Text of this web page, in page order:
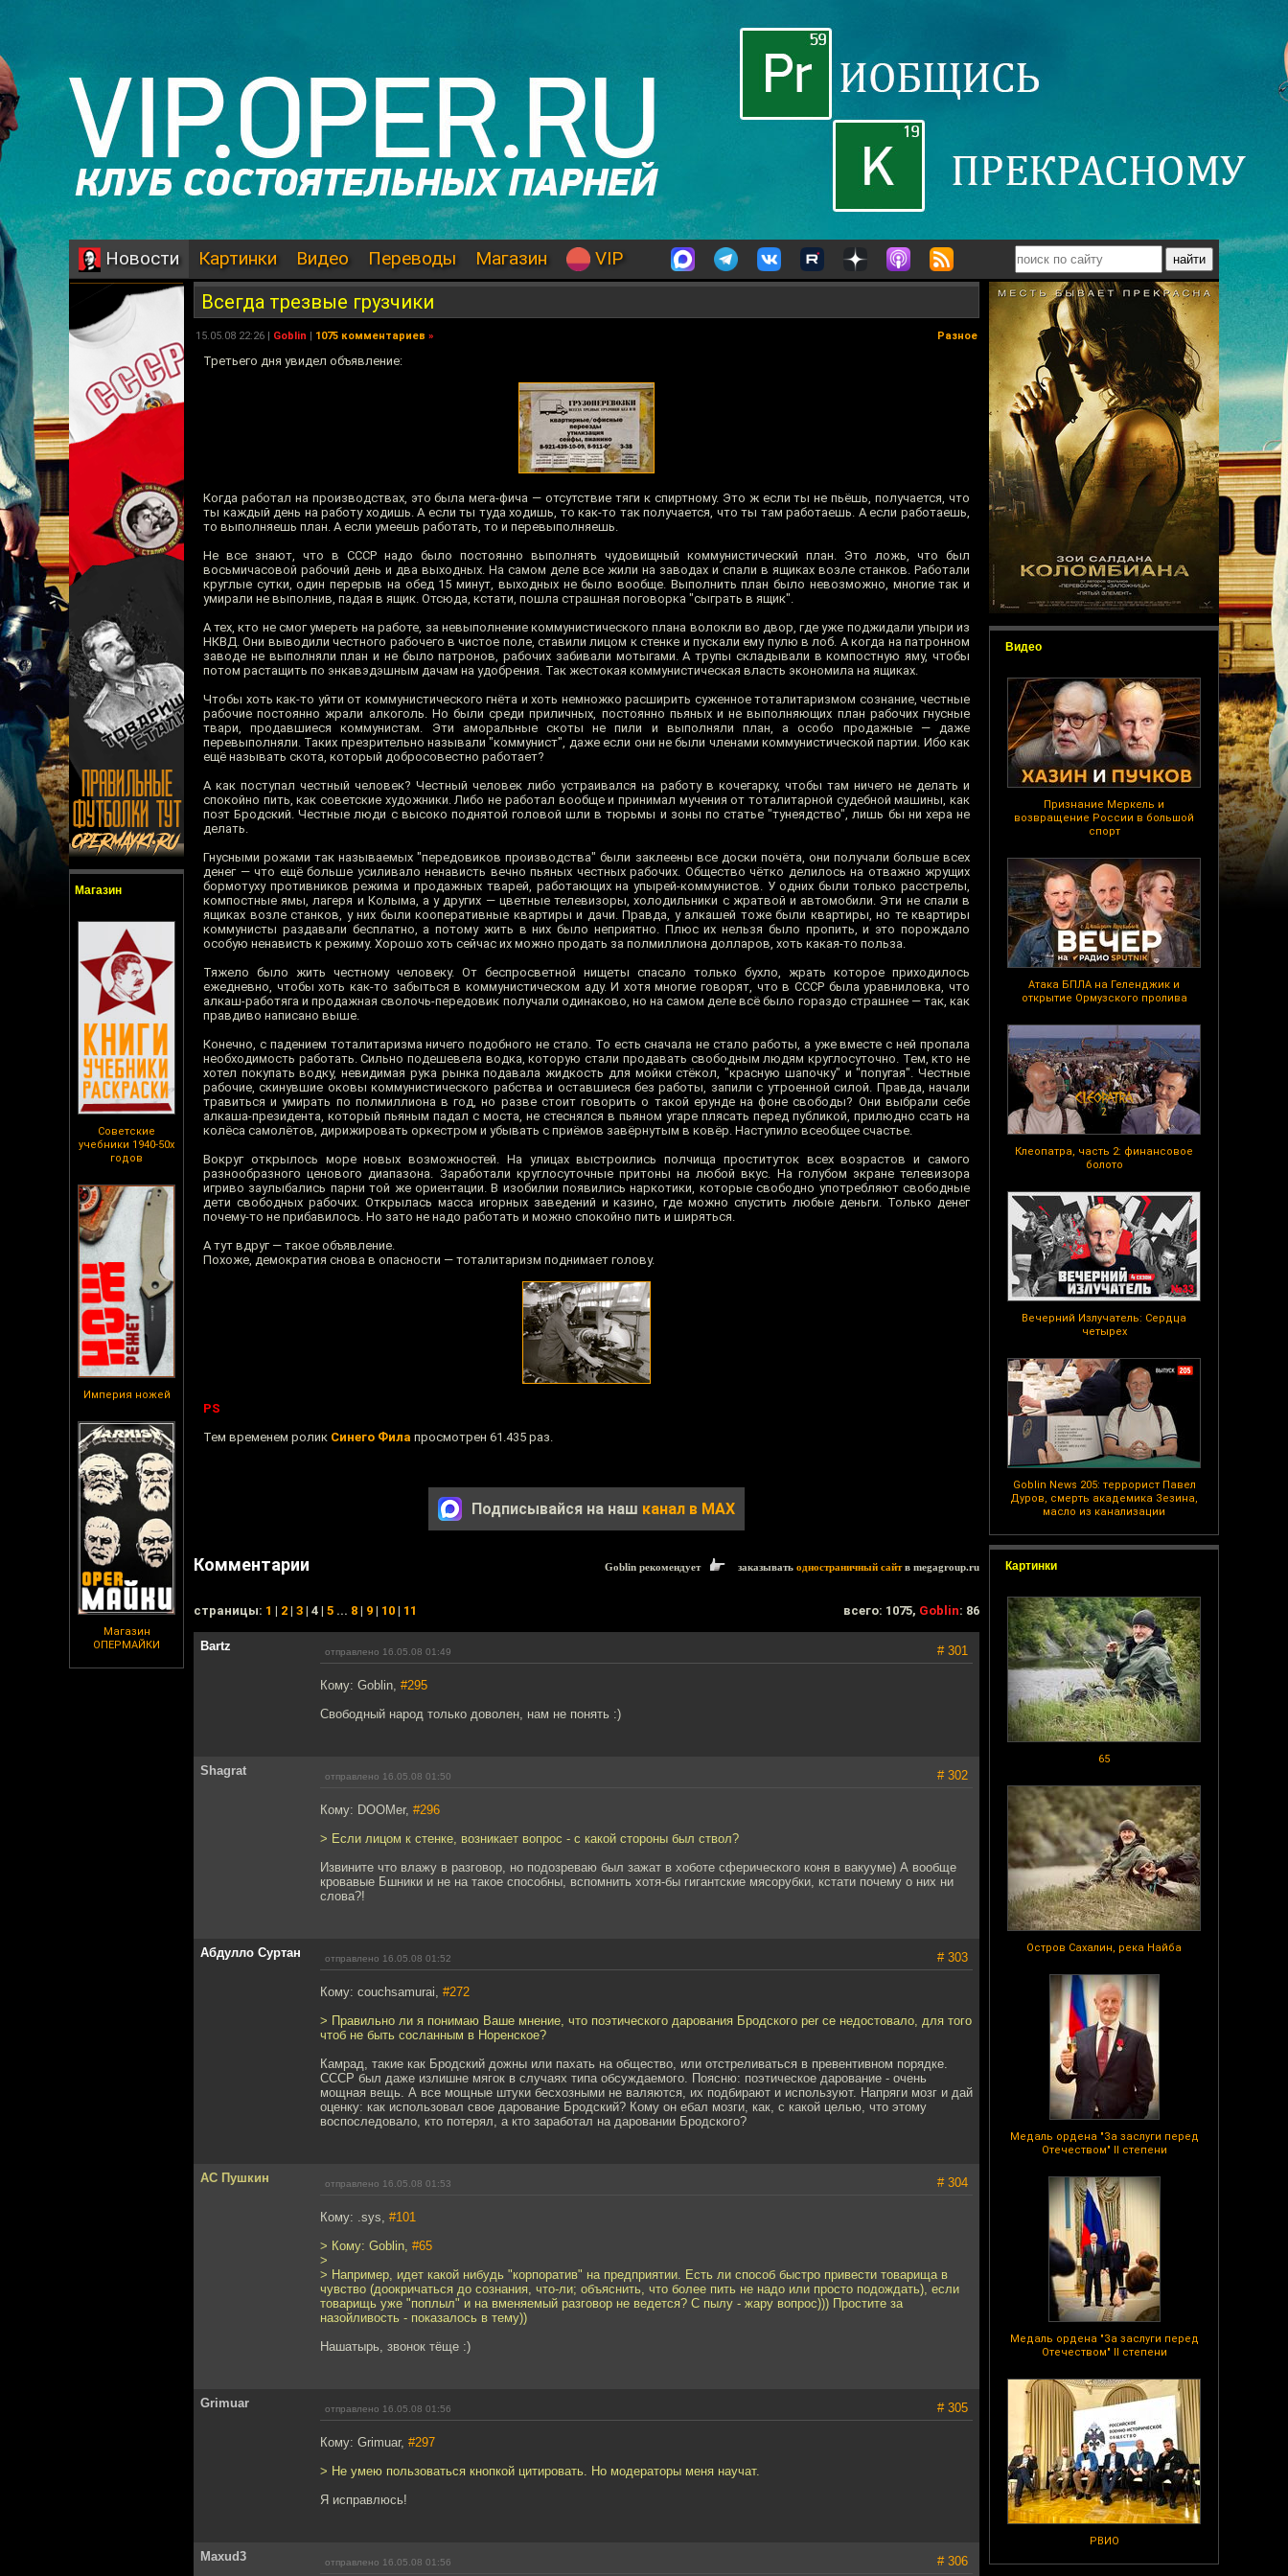
Новости Картинки Видео Переводы Магазин VIP
Магазин
Советские
учебники 1940-50х
годов
Империя ножей
Магазин
ОПЕРМАЙКИ
Видео
Признание Меркель и
возвращение России в большой
спорт
Атака БПЛА на Геленджик и
открытие Ормузского пролива
Клеопатра, часть 2: финансовое
болото
Вечерний Излучатель: Сердца
четырех
Goblin News 205: террорист Павел
Дуров, смерть академика Зезина,
масло из канализации
Картинки
65
Остров Сахалин, река Найба
Медаль ордена "За заслуги перед
Отечеством" II степени
Медаль ордена "За заслуги перед
Отечеством" II степени
РВИО
Всегда трезвые грузчики
15.05.08 22:26 | Goblin | 1075 комментариев » Разное
Третьего дня увидел объявление:
Когда работал на производствах, это была мега-фича — отсутствие тяги к спиртному. Это ж если ты не пьёшь, получается, что
ты каждый день на работу ходишь. А если ты туда ходишь, то как-то так получается, что ты там работаешь. А если работаешь,
то выполняешь план. А если умеешь работать, то и перевыполняешь.
Не все знают, что в СССР надо было постоянно выполнять чудовищный коммунистический план. Это ложь, что был
восьмичасовой рабочий день и два выходных. На самом деле все жили на заводах и спали в ящиках возле станков. Работали
круглые сутки, один перерыв на обед 15 минут, выходных не было вообще. Выполнить план было невозможно, многие так и
умирали не выполнив, падая в ящик. Отсюда, кстати, пошла страшная поговорка "сыграть в ящик".
А тех, кто не смог умереть на работе, за невыполнение коммунистического плана волокли во двор, где уже поджидали упыри из
НКВД. Они выводили честного рабочего в чистое поле, ставили лицом к стенке и пускали ему пулю в лоб. А когда на патронном
заводе не выполняли план и не было патронов, рабочих забивали мотыгами. А трупы складывали в компостную яму, чтобы
потом растащить по энкавэдэшным дачам на удобрения. Так жестокая коммунистическая власть экономила на ящиках.
Чтобы хоть как-то уйти от коммунистического гнёта и хоть немножко расширить суженное тоталитаризмом сознание, честные
рабочие постоянно жрали алкоголь. Но были среди приличных, постоянно пьяных и не выполняющих план рабочих гнусные
твари, продавшиеся коммунистам. Эти аморальные скоты не пили и выполняли план, а особо продажные — даже
перевыполняли. Таких презрительно называли "коммунист", даже если они не были членами коммунистической партии. Ибо как
ещё называть скота, который добросовестно работает?
А как поступал честный человек? Честный человек либо устраивался на работу в кочегарку, чтобы там ничего не делать и
спокойно пить, как советские художники. Либо не работал вообще и принимал мучения от тоталитарной судебной машины, как
поэт Бродский. Честные люди с высоко поднятой головой шли в тюрьмы и зоны по статье "тунеядство", лишь бы ни хера не
делать.
Гнусными рожами так называемых "передовиков производства" были заклеены все доски почёта, они получали больше всех
денег — что ещё больше усиливало ненависть вечно пьяных честных рабочих. Общество чётко делилось на отважно жрущих
бормотуху противников режима и продажных тварей, работающих на упырей-коммунистов. У одних были только расстрелы,
компостные ямы, лагеря и Колыма, а у других — цветные телевизоры, холодильники с жратвой и автомобили. Эти не спали в
ящиках возле станков, у них были кооперативные квартиры и дачи. Правда, у алкашей тоже были квартиры, но те квартиры
коммунисты раздавали бесплатно, а потому жить в них было неприятно. Плюс их нельзя было пропить, и это порождало
особую ненависть к режиму. Хорошо хоть сейчас их можно продать за полмиллиона долларов, хоть какая-то польза.
Тяжело было жить честному человеку. От беспросветной нищеты спасало только бухло, жрать которое приходилось
ежедневно, чтобы хоть как-то забыться в коммунистическом аду. И хотя многие говорят, что в СССР была уравниловка, что
алкаш-работяга и продажная сволочь-передовик получали одинаково, но на самом деле всё было гораздо страшнее — так, как
правдиво написано выше.
Конечно, с падением тоталитаризма ничего подобного не стало. То есть сначала не стало работы, а уже вместе с ней пропала
необходимость работать. Сильно подешевела водка, которую стали продавать свободным людям круглосуточно. Тем, кто не
хотел покупать водку, невидимая рука рынка подавала жидкость для мойки стёкол, "красную шапочку" и "попугая". Честные
рабочие, скинувшие оковы коммунистического рабства и оставшиеся без работы, запили с утроенной силой. Правда, начали
травиться и умирать по полмиллиона в год, но разве стоит говорить о такой ерунде на фоне свободы? Они выбрали себе
алкаша-президента, который пьяным падал с моста, не стеснялся в пьяном угаре плясать перед публикой, прилюдно ссать на
колёса самолётов, дирижировать оркестром и убывать с приёмов завёрнутым в ковёр. Наступило всеобщее счастье.
Вокруг открылось море новых возможностей. На улицах выстроились полчища проституток всех возрастов и самого
разнообразного ценового диапазона. Заработали круглосуточные притоны на любой вкус. На голубом экране телевизора
игриво заулыбались парни той же ориентации. В изобилии появились наркотики, которые свободно употребляют свободные
дети свободных рабочих. Открылась масса игорных заведений и казино, где можно спустить любые деньги. Только денег
почему-то не прибавилось. Но зато не надо работать и можно спокойно пить и ширяться.
А тут вдруг — такое объявление.
Похоже, демократия снова в опасности — тоталитаризм поднимает голову.
PS
Тем временем ролик Синего Фила просмотрен 61.435 раз.
Подписывайся на наш канал в MAX
Комментарии Goblin рекомендует заказывать одностраничный сайтв megagroup.ru
cтраницы: 1 | 2 | 3 | 4 | 5 ... 8 | 9 | 10 | 11 всего: 1075, Goblin: 86
Bartz отправлено 16.05.08 01:49 # 301
Кому: Goblin, #295
Свободный народ только доволен, нам не понять :)
Shagrat отправлено 16.05.08 01:50 # 302
Кому: DOOMer, #296
> Если лицом к стенке, возникает вопрос - с какой стороны был ствол?
Извините что влажу в разговор, но подозреваю был зажат в хоботе сферического коня в вакууме) А вообще
кровавые Бшники и не на такое способны, вспомнить хотя-бы гигантские мясорубки, кстати почему о них ни
слова?!
Абдулло Суртан отправлено 16.05.08 01:52 # 303
Кому: couchsamurai, #272
> Правильно ли я понимаю Ваше мнение, что поэтического дарования Бродского per ce недостовало, для того
чтоб не быть сосланным в Норенское?
Камрад, такие как Бродский дожны или пахать на общество, или отстреливаться в превентивном порядке.
СССР был даже излишне мягок в случаях типа обсуждаемого. Поясню: поэтическое дарование - очень
мощная вещь. А все мощные штуки бесхозными не валяются, их подбирают и используют. Напряги мозг и дай
оценку: как использовал свое дарование Бродский? Кому он ебал мозги, как, с какой целью, что этому
воспоследовало, кто потерял, а кто заработал на даровании Бродского?
АС Пушкин отправлено 16.05.08 01:53 # 304
Кому: .sys, #101
> Кому: Goblin, #65
>
> Например, идет какой нибудь "корпоратив" на предприятии. Есть ли способ быстро привести товарища в
чувство (доокричаться до сознания, что-ли; объяснить, что более пить не надо или просто подождать), если
товарищь уже "поплыл" и на вменяемый разговор не ведется? С пылу - жару вопрос))) Простите за
назойливость - показалось в тему))
Нашатырь, звонок тёще :)
Grimuar отправлено 16.05.08 01:56 # 305
Кому: Grimuar, #297
> Не умею пользоваться кнопкой цитировать. Но модераторы меня научат.
Я исправлюсь!
Maxud3 отправлено 16.05.08 01:56 # 306